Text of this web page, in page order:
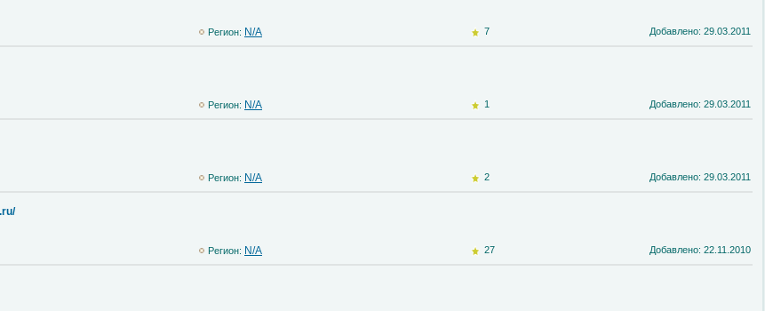
Регион: N/A 7 Добавлено: 29.03.2011
Регион: N/A 1 Добавлено: 29.03.2011
Регион: N/A 2 Добавлено: 29.03.2011
Регион: N/A 27 Добавлено: 22.11.2010